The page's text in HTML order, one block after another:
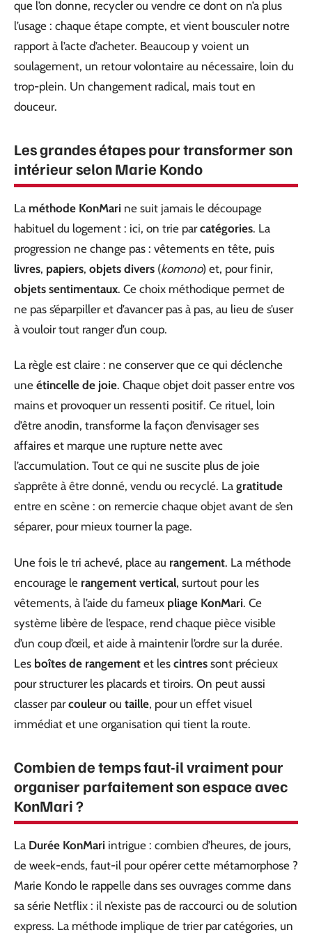
que l’on donne, recycler ou vendre ce dont on n’a plus
l’usage : chaque étape compte, et vient bousculer notre
rapport à l’acte d’acheter. Beaucoup y voient un
soulagement, un retour volontaire au nécessaire, loin du
trop-plein. Un changement radical, mais tout en
douceur.
Les grandes étapes pour transformer son
intérieur selon Marie Kondo
La méthode KonMari ne suit jamais le découpage
habituel du logement : ici, on trie parcatégories. La
progression ne change pas : vêtements en tête, puis
livres, papiers, objets divers (komono) et, pour finir,
objets sentimentaux. Ce choix méthodique permet de
ne pas s’éparpiller et d’avancer pas à pas, au lieu de s’user
à vouloir tout ranger d’un coup.
La règle est claire : ne conserver que ce qui déclenche
une étincelle de joie. Chaque objet doit passer entre vos
mains et provoquer un ressenti positif. Ce rituel, loin
d’être anodin, transforme la façon d’envisager ses
affaires et marque une rupture nette avec
l’accumulation. Tout ce qui ne suscite plus de joie
s’apprête à être donné, vendu ou recyclé. La gratitude
entre en scène : on remercie chaque objet avant de s’en
séparer, pour mieux tourner la page.
Une fois le tri achevé, place au rangement. La méthode
encourage le rangement vertical, surtout pour les
vêtements, à l’aide du fameux pliage KonMari. Ce
système libère de l’espace, rend chaque pièce visible
d’un coup d’œil, et aide à maintenir l’ordre sur la durée.
Les boîtes de rangement et les cintres sont précieux
pour structurer les placards et tiroirs. On peut aussi
classer parcouleur ou taille, pour un effet visuel
immédiat et une organisation qui tient la route.
Combien de temps faut-il vraiment pour
organiser parfaitement son espace avec
KonMari ?
La Durée KonMari intrigue : combien d’heures, de jours,
de week-ends, faut-il pour opérer cette métamorphose ?
Marie Kondo le rappelle dans ses ouvrages comme dans
sa série Netflix : il n’existe pas de raccourci ou de solution
express. La méthode implique de trier par catégories, un